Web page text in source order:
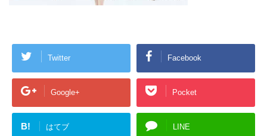
Twitter Facebook
Google+ Pocket
B! はてブ LINE